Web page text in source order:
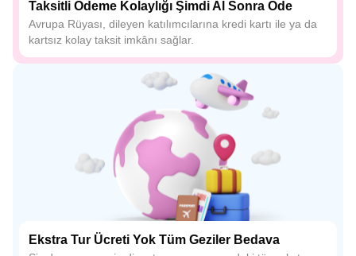
Taksitli Ödeme Kolaylığı Şimdi Al Sonra Öde
Avrupa Rüyası, dileyen katılımcılarına kredi kartı ile ya da
kartsız kolay taksit imkânı sağlar.
Ekstra Tur Ücreti Yok Tüm Geziler Bedava